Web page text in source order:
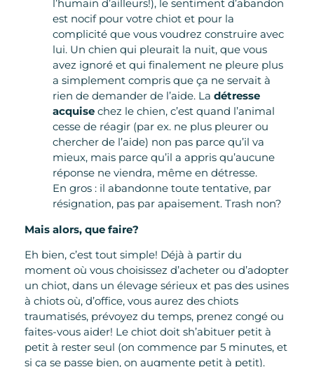
l’humain d’ailleurs!), le sentiment d’abandon
est nocif pour votre chiot et pour la
complicité que vous voudrez construire avec
lui. Un chien qui pleurait la nuit, que vous
avez ignoré et qui finalement ne pleure plus
a simplement compris que ça ne servait à
rien de demander de l’aide. La détresse
acquise chez le chien, c’est quand l’animal
cesse de réagir (par ex. ne plus pleurer ou
chercher de l’aide) non pas parce qu’il va
mieux, mais parce qu’il a appris qu’aucune
réponse ne viendra, même en détresse.
En gros : il abandonne toute tentative, par
résignation, pas par apaisement. Trash non?
Mais alors, que faire?
Eh bien, c’est tout simple! Déjà à partir du
moment où vous choisissez d’acheter ou d’adopter
un chiot, dans un élevage sérieux et pas des usines
à chiots où, d’office, vous aurez des chiots
traumatisés, prévoyez du temps, prenez congé ou
faites-vous aider! Le chiot doit sh’abituer petit à
petit à rester seul (on commence par 5 minutes, et
si ça se passe bien, on augmente petit à petit).